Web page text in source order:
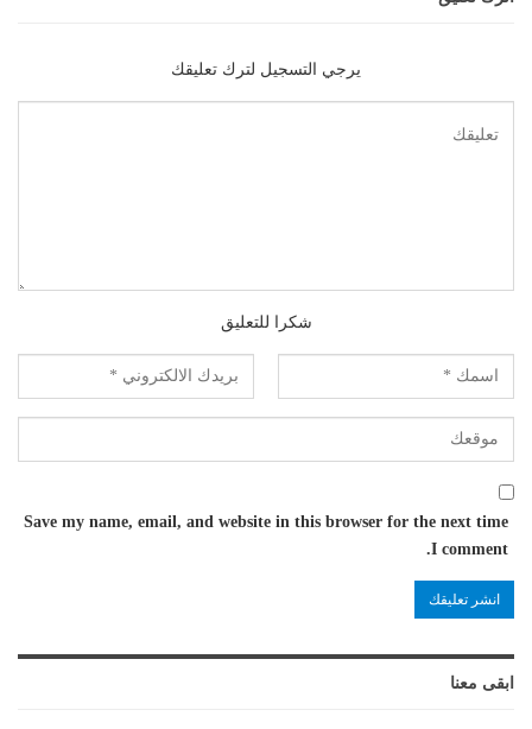
يرجي التسجيل لترك تعليقك
شكرا للتعليق
Save my name, email, and website in this browser for the next time
I comment.
ابقى معنا